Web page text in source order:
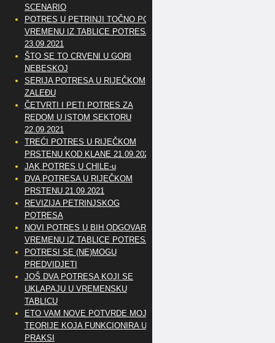
SCENARIO
POTRES U PETRINJI TOČNO PO
VREMENU IZ TABLICE POTRESA
23.09.2021
ŠTO SE TO CRVENI U GORI
NEBESKOJ
SERIJA POTRESA U RIJEČKOM
ZALEĐU
ČETVRTI I PETI POTRES ZA
REDOM U ISTOM SEKTORU
22.09.2021
TREĆI POTRES U RIJEČKOM
PRSTENU KOD KLANE 21.09.2021
JAK POTRES U CHILE-u
DVA POTRESA U RIJEČKOM
PRSTENU 21.09.2021
REVIZIJA PETRINJSKOG
POTRESA
NOVI POTRES U BIH ODGOVARA
VREMENU IZ TABLICE POTRESA
POTRESI SE (NE)MOGU
PREDVIDJETI
JOŠ DVA POTRESA KOJI SE
UKLAPAJU U VREMENSKU
TABLICU
ETO VAM NOVE POTVRDE MOJE
TEORIJE KOJA FUNKCIONIRA U
PRAKSI